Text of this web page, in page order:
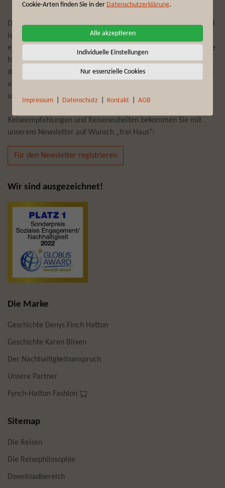
Cookie-Arten finden Sie in der Datenschutzerklärung.
Alle akzeptieren
Individuelle Einstellungen
Nur essenzielle Cookies
Impressum Datenschutz Kontakt AGB
Der Reiseveranstalter First Reisebüro Mönchengladbach GmbH
ist seit mehr als 75 Jahren Experte darin, Reisewünsche zu
erfüllen und täglich individuelle Trips und Touren zu planen. Die
hier angebotenen Erlebnisreisen zu Traumdestinationen auf
dem afrikanischen Kontinent bescheren Ihnen, gepaart mit den
afrikanischen Wurzeln der Brand-Story von Fynch-Hatton,
unvergessliche Momente.
Reiseempfehlungen und Reiseneuheiten bekommen Sie mit
unserem Newsletter auf Wunsch „frei Haus“:
Für den Newsletter registrieren
Wir sind ausgezeichnet!
Die Marke
Geschichte Denys Finch Hatton
Geschichte Karen Blixen
Der Nachhaltigkeitsanspruch
Unsere Partner
Fynch-Hatton Fashion
Sitemap
Die Reisen
Die Reisephilosophie
Downloadbereich